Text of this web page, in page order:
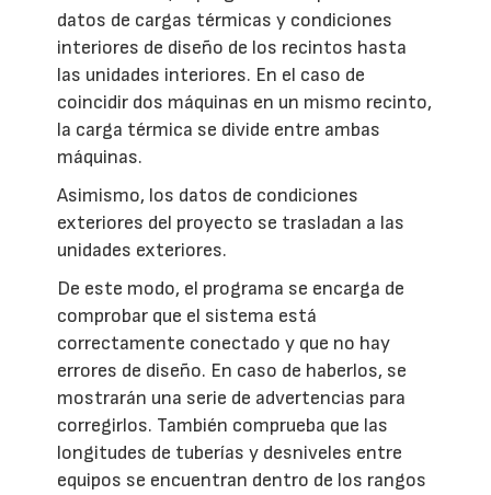
datos de cargas térmicas y condiciones
interiores de diseño de los recintos hasta
las unidades interiores. En el caso de
coincidir dos máquinas en un mismo recinto,
la carga térmica se divide entre ambas
máquinas.
Asimismo, los datos de condiciones
exteriores del proyecto se trasladan a las
unidades exteriores.
De este modo, el programa se encarga de
comprobar que el sistema está
correctamente conectado y que no hay
errores de diseño. En caso de haberlos, se
mostrarán una serie de advertencias para
corregirlos. También comprueba que las
longitudes de tuberías y desniveles entre
equipos se encuentran dentro de los rangos